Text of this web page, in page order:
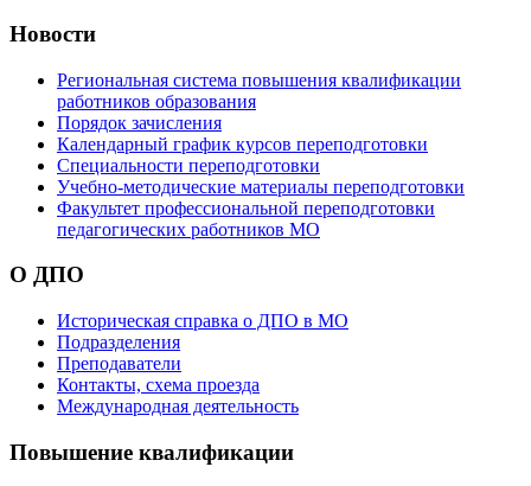
Новости
Региональная система повышения квалификации
работников образования
Порядок зачисления
Календарный график курсов переподготовки
Специальности переподготовки
Учебно-методические материалы переподготовки
Факультет профессиональной переподготовки
педагогических работников МО
О ДПО
Историческая справка о ДПО в МО
Подразделения
Преподаватели
Контакты, схема проезда
Международная деятельность
Повышение квалификации